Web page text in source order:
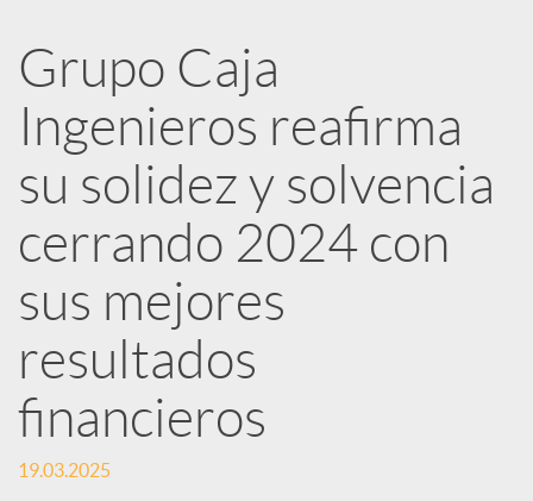
e
d
e
s
S
o
Grupo Caja
Ingenieros reafirma
su solidez y solvencia
cerrando 2024 con
sus mejores
resultados
financieros
19.03.2025